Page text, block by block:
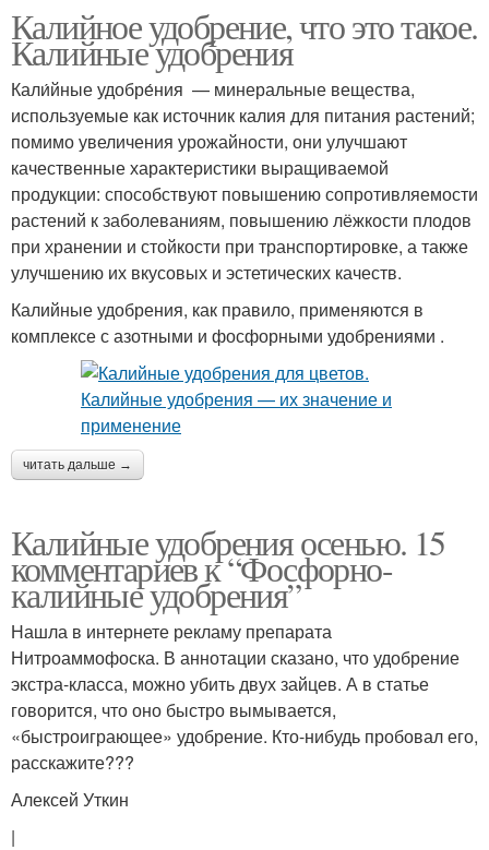
Калийное удобрение, что это такое.
Калийные удобрения
Кали́йные удобре́ния — минеральные вещества,
используемые как источник калия для питания растений;
помимо увеличения урожайности, они улучшают
качественные характеристики выращиваемой
продукции: способствуют повышению сопротивляемости
растений к заболеваниям, повышению лёжкости плодов
при хранении и стойкости при транспортировке, а также
улучшению их вкусовых и эстетических качеств.
Калийные удобрения, как правило, применяются в
комплексе с азотными и фосфорными удобрениями .
читать дальше →
Калийные удобрения осенью. 15
комментариев к “Фосфорно-
калийные удобрения”
Нашла в интернете рекламу препарата
Нитроаммофоска. В аннотации сказано, что удобрение
экстра-класса, можно убить двух зайцев. А в статье
говорится, что оно быстро вымывается,
«быстроиграющее» удобрение. Кто-нибудь пробовал его,
расскажите???
Алексей Уткин
|